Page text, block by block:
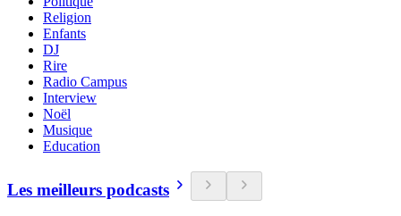
Religion
Enfants
DJ
Rire
Radio Campus
Interview
Noël
Musique
Education
Les meilleurs podcasts